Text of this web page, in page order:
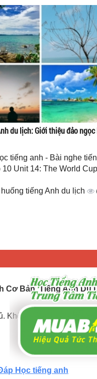
du lịch: Giới thiệu đảo ngọc
tiếng anh - Bài nghe
Unit 14: The World Cup
tiếng Anh du lịch
Cơ Bản, Tiếng Anh Du
Không ngừng cập nhật
Học tiếng anh